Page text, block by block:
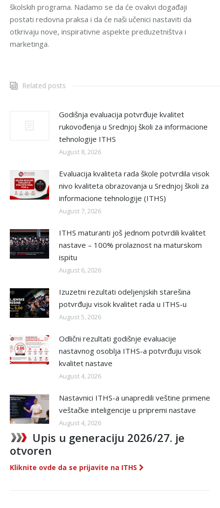
školskih programa. Nadamo se da će ovakvi događaji
postati redovna praksa i da će naši učenici nastaviti da
otkrivaju nove, inspirativne aspekte preduzetništva i
marketinga.
Related posts
Godišnja evaluacija potvrđuje kvalitet
rukovođenja u Srednjoj školi za informacione
tehnologije ITHS
August 8, 2026
Evaluacija kvaliteta rada škole potvrdila visok
nivo kvaliteta obrazovanja u Srednjoj školi za
informacione tehnologije (ITHS)
August 7, 2026
ITHS maturanti još jednom potvrdili kvalitet
nastave – 100% prolaznost na maturskom
ispitu
August 6, 2026
Izuzetni rezultati odeljenjskih starešina
potvrđuju visok kvalitet rada u ITHS-u
August 5, 2026
Odlični rezultati godišnje evaluacije
nastavnog osoblja ITHS-a potvrđuju visok
kvalitet nastave
August 4, 2026
Nastavnici ITHS-a unapredili veštine primene
veštačke inteligencije u pripremi nastave
August 4, 2026
Upis u generaciju 2026/27. je
otvoren
Kliknite ovde da se prijavite na ITHS